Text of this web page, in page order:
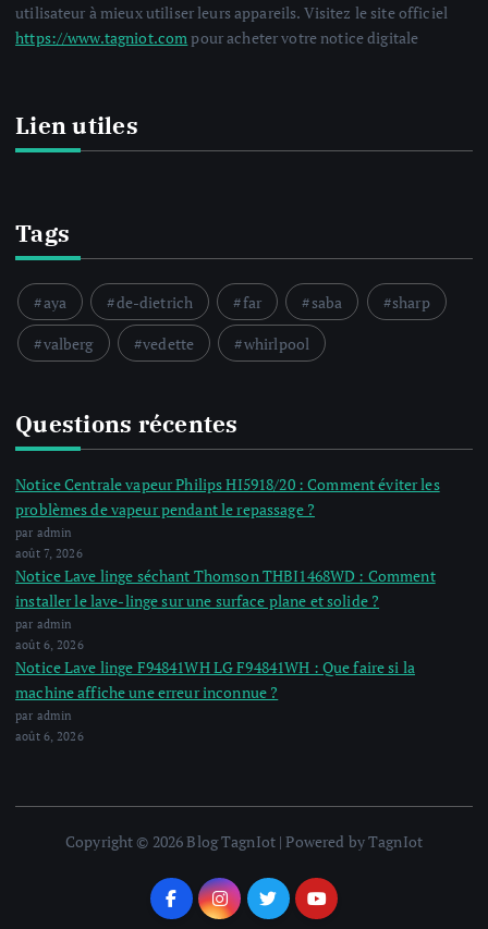
utilisateur à mieux utiliser leurs appareils. Visitez le site officiel
https://www.tagniot.com pour acheter votre notice digitale
Lien utiles
Tags
aya de-dietrich far saba
sharp
valberg
vedette whirlpool
Questions récentes
Notice Centrale vapeur Philips HI5918/20 : Comment éviter les
problèmes de vapeur pendant le repassage ?
par admin
août 7, 2026
Notice Lave linge séchant Thomson THBI1468WD : Comment
installer le lave-linge sur une surface plane et solide ?
par admin
août 6, 2026
Notice Lave linge F94841WH LG F94841WH : Que faire si la
machine affiche une erreur inconnue ?
par admin
août 6, 2026
Copyright © 2026 Blog TagnIot | Powered by TagnIot